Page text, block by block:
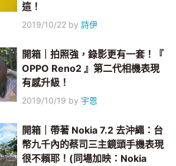
這！
2019/10/22 by詩伊
開箱｜拍照強，錄影更有一套！『
OPPO Reno2 』第二代相機表現
有感升級！
2019/10/19 by 宇恩
開箱｜帶著 Nokia 7.2 去沖繩：台
幣九千內的蔡司三主鏡頭手機表現
很不賴耶！(同場加映：Nokia